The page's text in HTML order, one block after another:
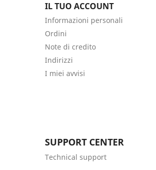
IL TUO ACCOUNT
Informazioni personali
Ordini
Note di credito
Indirizzi
I miei avvisi
SUPPORT CENTER
Technical support